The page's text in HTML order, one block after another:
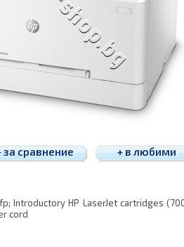
за сравнение + в любими
Introductory HP LaserJet cartridges
cord